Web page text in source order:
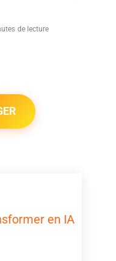
de lecture
en IA